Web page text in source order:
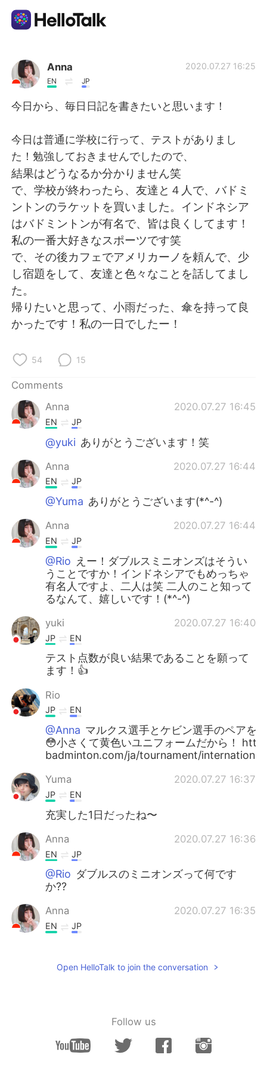
Language Exchange App
AI Grammar Checker
简体中文 繁體中文
Español العربية
Français Deutsch
日本語 한국어
Русский ไทย
Indonesia Italiano
Türkçe
Português
Anna
EN JP
2020.07.27 16:25
今日から、毎日日記を書きたいと思います！
今日は普通に学校に行って、テストがありまし
た！勉強しておきませんでしたので、
結果はどうなるか分かりません笑
で、学校が終わったら、友達と４人で、バドミ
ントンのラケットを買いました。インドネシア
はバドミントンが有名で、皆は良くしてます！
私の一番大好きなスポーツです笑
で、その後カフェでアメリカーノを頼んで、少
し宿題をして、友達と色々なことを話してまし
た。
帰りたいと思って、小雨だった、傘を持って良
かったです！私の一日でしたー！
54 15
Comments
Anna
2020.07.27 16:45
EN JP
@yuki ありがとうございます！笑
Anna 2020.07.27 16:44
EN JP
@Yuma ありがとうございます(*^-^)
Anna 2020.07.27 16:44
EN JP
@Rio えー！ダブルスミニオンズはそうい
うことですか！インドネシアでもめっちゃ
有名人ですよ、二人は笑 二人のこと知って
るなんて、嬉しいです！(*^-^)
yuki 2020.07.27 16:40
JP EN
テスト点数が良い結果であることを願って
ます！👍
Rio
JP EN
@Anna マルクス選手とケビン選手のペアを
😳小さくて黄色いユニフォームだから！
badminton.com/ja/tournament/
Yuma 2020.07.27 16:37
JP EN
充実した1日だったね〜
Anna 2020.07.27 16:36
EN JP
@Rio ダブルスのミニオンズって何です
か??
Anna 2020.07.27 16:35
EN JP
日本語上手で見惚れてますよ！！
Anna 2020.07.27 16:34
Open HelloTalk to join the conversation
Follow us